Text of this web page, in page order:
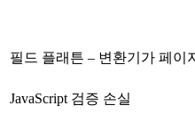
필드 플래튼 – 변환기가 페이
JavaScript 검증 손실